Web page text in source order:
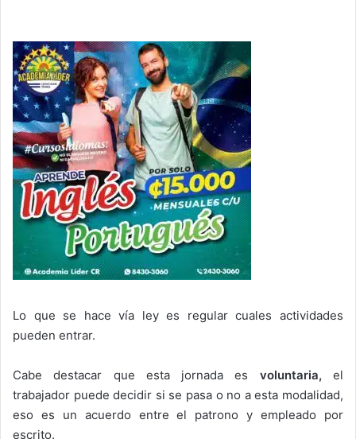
Lo que se hace vía ley es regular cuales actividades
pueden entrar.
Cabe destacar que esta jornada es voluntaria, el
trabajador puede decidir si se pasa o no a esta modalidad,
eso es un acuerdo entre el patrono y empleado por
escrito.